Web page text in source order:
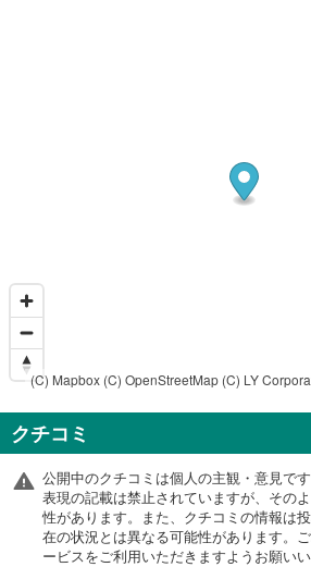
(C) Mapbox (C) OpenStreetMap (C) LY
クチコミ
公開中のクチコミは個人の主観・意見で
表現の記載は禁止されていますが、その
性があります。また、クチコミの情報は
在の状況とは異なる可能性があります。
ービスをご利用いただきますようお願いい